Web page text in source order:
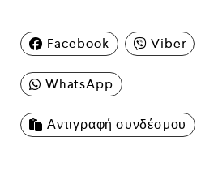
Facebook Viber
WhatsApp
Αντιγραφή συνδέσμου